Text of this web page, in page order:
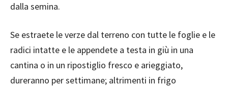
dalla semina.
Se estraete le verze dal terreno con tutte le foglie e le
radici intatte e le appendete a testa in giù in una
cantina o in un ripostiglio fresco e arieggiato,
dureranno per settimane; altrimenti in frigo